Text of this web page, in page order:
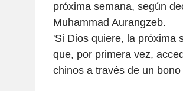
próxima semana, según
Muhammad Aurangzeb.
'Si Dios quiere, la próxima
que, por primera vez,
chinos a través de un